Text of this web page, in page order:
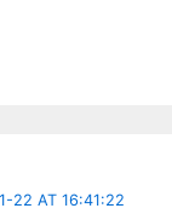
22 AT 16:41:22